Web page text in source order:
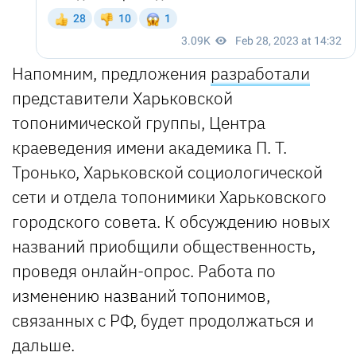
Напомним, предложения разработали
представители Харьковской
топонимической группы, Центра
краеведения имени академика П. Т.
Тронько, Харьковской социологической
сети и отдела топонимики Харьковского
городского совета. К обсуждению новых
названий приобщили общественность,
проведя онлайн-опрос. Работа по
изменению названий топонимов,
связанных с РФ, будет продолжаться и
дальше.